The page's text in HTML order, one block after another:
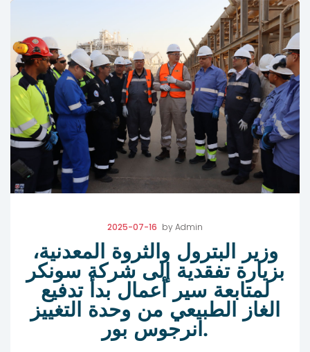
2025-07-16 byAdmin
وزير البترول والثروة المعدنية،
بزيارة تفقدية إلى شركة سونكر
لمتابعة سير أعمال بدأ تدفيع
الغاز الطبيعي من وحدة التغييز
انرجوس بور.